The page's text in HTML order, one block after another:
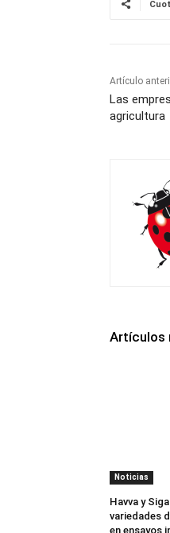
Artículo
Las
agricultura
Artículos
Noticias
Havva y
variedades
en ensayos